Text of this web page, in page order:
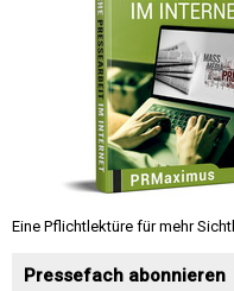
Eine Pflichtlektüre für mehr
Pressefach abonnieren